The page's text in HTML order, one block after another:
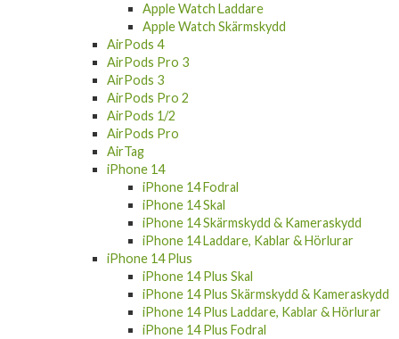
Apple Watch Laddare
Apple Watch Skärmskydd
AirPods 4
AirPods Pro 3
AirPods 3
AirPods Pro 2
AirPods 1/2
AirPods Pro
AirTag
iPhone 14
iPhone 14 Fodral
iPhone 14 Skal
iPhone 14 Skärmskydd & Kameraskydd
iPhone 14 Laddare, Kablar & Hörlurar
iPhone 14 Plus
iPhone 14 Plus Skal
iPhone 14 Plus Skärmskydd & Kameraskydd
iPhone 14 Plus Laddare, Kablar & Hörlurar
iPhone 14 Plus Fodral